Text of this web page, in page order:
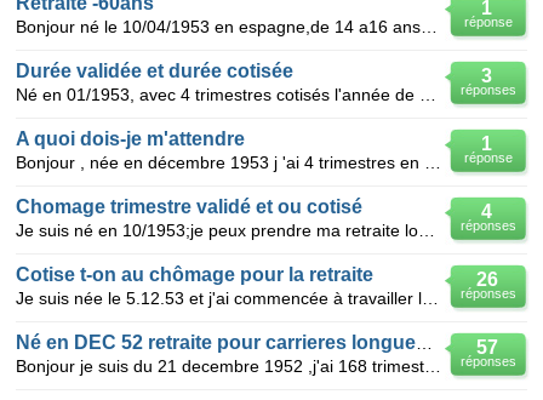
1
réponse
3
réponses
Durée validée et durée cotisée
1
réponse
A quoi dois-je m'attendre
4
réponses
Chomage trimestre validé et ou cotisé
26
réponses
Cotise t-on au chômage pour la retraite
57
réponses